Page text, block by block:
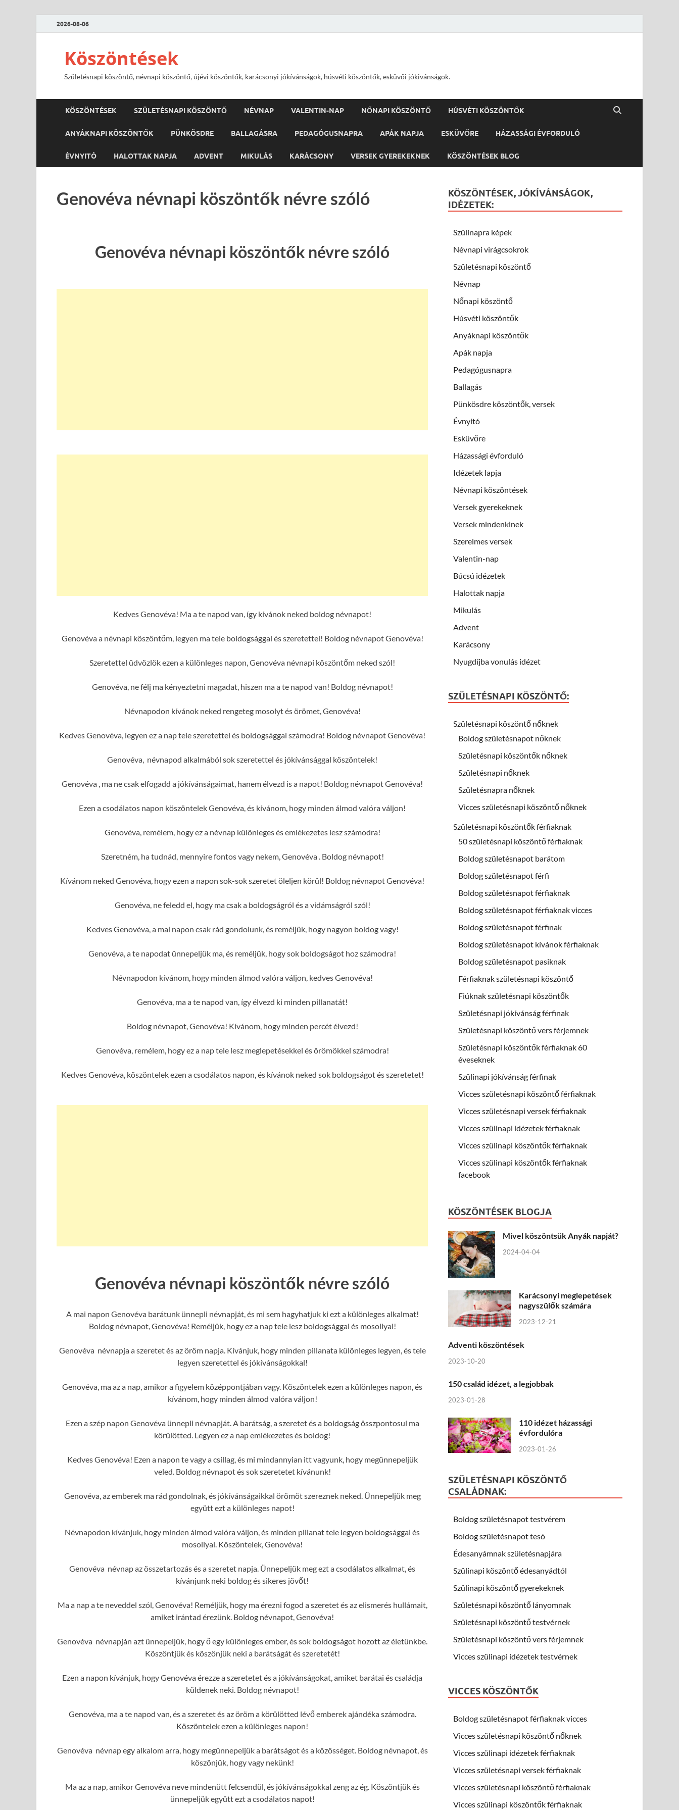
2026-08-06
Köszöntések
Születésnapi köszöntő, névnapi köszöntő, újévi köszöntők, karácsonyi jókívánságok, húsvéti köszöntők, esküvői jókivánságok.
KÖSZÖNTÉSEK SZÜLETÉSNAPI KÖSZÖNTŐ NÉVNAP VALENTIN-NAP NŐNAPI KÖSZÖNTŐ HÚSVÉTI KÖSZÖNTŐK
ANYÁKNAPI KÖSZÖNTŐK PÜNKÖSDRE BALLAGÁSRA PEDAGÓGUSNAPRA APÁK NAPJA ESKÜVŐRE HÁZASSÁGI ÉVFORDULÓ
ÉVNYITÓ HALOTTAK NAPJA ADVENT MIKULÁS KARÁCSONY VERSEK GYEREKEKNEK KÖSZÖNTÉSEK BLOG
Genovéva névnapi köszöntők névre szóló
Genovéva névnapi köszöntők névre szóló
Kedves Genovéva! Ma a te napod van, így kívánok neked boldog névnapot!
Genovéva a névnapi köszöntőm, legyen ma tele boldogsággal és szeretettel! Boldog névnapot Genovéva!
Szeretettel üdvözlök ezen a különleges napon, Genovéva névnapi köszöntőm neked szól!
Genovéva, ne félj ma kényeztetni magadat, hiszen ma a te napod van! Boldog névnapot!
Névnapodon kívánok neked rengeteg mosolyt és örömet, Genovéva!
Kedves Genovéva, legyen ez a nap tele szeretettel és boldogsággal számodra! Boldog névnapot Genovéva!
Genovéva, névnapod alkalmából sok szeretettel és jókívánsággal köszöntelek!
Genovéva , ma ne csak elfogadd a jókívánságaimat, hanem élvezd is a napot! Boldog névnapot Genovéva!
Ezen a csodálatos napon köszöntelek Genovéva, és kívánom, hogy minden álmod valóra váljon!
Genovéva, remélem, hogy ez a névnap különleges és emlékezetes lesz számodra!
Szeretném, ha tudnád, mennyire fontos vagy nekem, Genovéva . Boldog névnapot!
Kívánom neked Genovéva, hogy ezen a napon sok-sok szeretet öleljen körül! Boldog névnapot Genovéva!
Genovéva, ne feledd el, hogy ma csak a boldogságról és a vidámságról szól!
Kedves Genovéva, a mai napon csak rád gondolunk, és reméljük, hogy nagyon boldog vagy!
Genovéva, a te napodat ünnepeljük ma, és reméljük, hogy sok boldogságot hoz számodra!
Névnapodon kívánom, hogy minden álmod valóra váljon, kedves Genovéva!
Genovéva, ma a te napod van, így élvezd ki minden pillanatát!
Boldog névnapot, Genovéva! Kívánom, hogy minden percét élvezd!
Genovéva, remélem, hogy ez a nap tele lesz meglepetésekkel és örömökkel számodra!
Kedves Genovéva, köszöntelek ezen a csodálatos napon, és kívánok neked sok boldogságot és szeretetet!
Genovéva névnapi köszöntők névre szóló
A mai napon Genovéva barátunk ünnepli névnapját, és mi sem hagyhatjuk ki ezt a különleges alkalmat!
Boldog névnapot, Genovéva! Reméljük, hogy ez a nap tele lesz boldogsággal és mosollyal!
Genovéva névnapja a szeretet és az öröm napja. Kívánjuk, hogy minden pillanata különleges legyen, és tele
legyen szeretettel és jókívánságokkal!
Genovéva, ma az a nap, amikor a figyelem középpontjában vagy. Köszöntelek ezen a különleges napon, és
kívánom, hogy minden álmod valóra váljon!
Ezen a szép napon Genovéva ünnepli névnapját. A barátság, a szeretet és a boldogság összpontosul ma
körülötted. Legyen ez a nap emlékezetes és boldog!
Kedves Genovéva! Ezen a napon te vagy a csillag, és mi mindannyian itt vagyunk, hogy megünnepeljük
veled. Boldog névnapot és sok szeretetet kívánunk!
Genovéva, az emberek ma rád gondolnak, és jókívánságaikkal örömöt szereznek neked. Ünnepeljük meg
együtt ezt a különleges napot!
Névnapodon kívánjuk, hogy minden álmod valóra váljon, és minden pillanat tele legyen boldogsággal és
mosollyal. Köszöntelek, Genovéva!
Genovéva névnap az összetartozás és a szeretet napja. Ünnepeljük meg ezt a csodálatos alkalmat, és
kívánjunk neki boldog és sikeres jövőt!
Ma a nap a te neveddel szól, Genovéva! Reméljük, hogy ma érezni fogod a szeretet és az elismerés hullámait,
amiket irántad érezünk. Boldog névnapot, Genovéva!
Genovéva névnapján azt ünnepeljük, hogy ő egy különleges ember, és sok boldogságot hozott az életünkbe.
Köszöntjük és köszönjük neki a barátságát és szeretetét!
Ezen a napon kívánjuk, hogy Genovéva érezze a szeretetet és a jókívánságokat, amiket barátai és családja
küldenek neki. Boldog névnapot!
Genovéva, ma a te napod van, és a szeretet és az öröm a körülötted lévő emberek ajándéka számodra.
Köszöntelek ezen a különleges napon!
Genovéva névnap egy alkalom arra, hogy megünnepeljük a barátságot és a közösséget. Boldog névnapot, és
köszönjük, hogy vagy nekünk!
Ma az a nap, amikor Genovéva neve mindenütt felcsendül, és jókívánságokkal zeng az ég. Köszöntjük és
ünnepeljük együtt ezt a csodálatos napot!
KÖSZÖNTÉSEK, JÓKÍVÁNSÁGOK,
IDÉZETEK:
Szülinapra képek
Névnapi virágcsokrok
Születésnapi köszöntő
Névnap
Nőnapi köszöntő
Húsvéti köszöntők
Anyáknapi köszöntők
Apák napja
Pedagógusnapra
Ballagás
Pünkösdre köszöntők, versek
Évnyitó
Esküvőre
Házassági évforduló
Idézetek lapja
Névnapi köszöntések
Versek gyerekeknek
Versek mindenkinek
Szerelmes versek
Valentin-nap
Búcsú idézetek
Halottak napja
Mikulás
Advent
Karácsony
Nyugdíjba vonulás idézet
SZÜLETÉSNAPI KÖSZÖNTŐ:
Születésnapi köszöntő nőknek
Boldog születésnapot nőknek
Születésnapi köszöntők nőknek
Születésnapi nőknek
Születésnapra nőknek
Vicces születésnapi köszöntő nőknek
Születésnapi köszöntők férfiaknak
50 születésnapi köszöntő férfiaknak
Boldog születésnapot barátom
Boldog születésnapot férfi
Boldog születésnapot férfiaknak
Boldog születésnapot férfiaknak vicces
Boldog születésnapot férfinak
Boldog születésnapot kívánok férfiaknak
Boldog születésnapot pasiknak
Férfiaknak születésnapi köszöntő
Fiúknak születésnapi köszöntők
Születésnapi jókívánság férfinak
Születésnapi köszöntő vers férjemnek
Születésnapi köszöntők férfiaknak 60
éveseknek
Szülinapi jókívánság férfinak
Vicces születésnapi köszöntő férfiaknak
Vicces születésnapi versek férfiaknak
Vicces szülinapi idézetek férfiaknak
Vicces szülinapi köszöntők férfiaknak
Vicces szülinapi köszöntők férfiaknak
facebook
KÖSZÖNTÉSEK BLOGJA
Mivel köszöntsük Anyák napját?
2024-04-04
Karácsonyi meglepetések
nagyszülők számára
2023-12-21
Adventi köszöntések
2023-10-20
150 család idézet, a legjobbak
2023-01-28
110 idézet házassági
évfordulóra
2023-01-26
SZÜLETÉSNAPI KÖSZÖNTŐ
CSALÁDNAK:
Boldog születésnapot testvérem
Boldog születésnapot tesó
Édesanyámnak születésnapjára
Szülinapi köszöntő édesanyádtól
Szülinapi köszöntő gyerekeknek
Születésnapi köszöntő lányomnak
Születésnapi köszöntő testvérnek
Születésnapi köszöntő vers férjemnek
Vicces szülinapi idézetek testvérnek
VICCES KÖSZÖNTŐK
Boldog születésnapot férfiaknak vicces
Vicces születésnapi köszöntő nőknek
Vicces szülinapi idézetek férfiaknak
Vicces születésnapi versek férfiaknak
Vicces születésnapi köszöntő férfiaknak
Vicces szülinapi köszöntők férfiaknak